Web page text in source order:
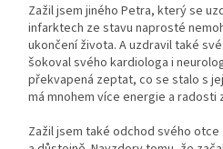
Zažil jsem jiného Petra, který se
infarktech ze stavu naprosté
ukončení života. A uzdravil také
šokoval svého kardiologa i
překvapená zeptat, co se stalo s
má mnohem více energie a
Zažil jsem také odchod svého